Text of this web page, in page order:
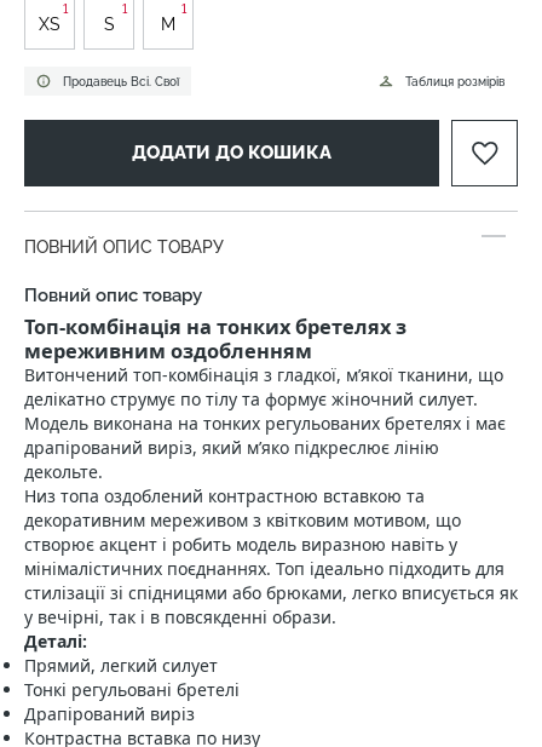
Продавець Всі. Свої Таблиця розмірів
XS
1
S
1
M
1
ДОДАТИ ДО КОШИКА
ПОВНИЙ ОПИС ТОВАРУ
Повний опис товару
Топ-комбінація на тонких бретелях з
мереживним оздобленням
Витончений топ-комбінація з гладкої, м’якої тканини, що
делікатно струмує по тілу та формує жіночний силует.
Модель виконана на тонких регульованих бретелях і має
драпірований виріз, який м’яко підкреслює лінію
декольте.
Низ топа оздоблений контрастною вставкою та
декоративним мереживом з квітковим мотивом, що
створює акцент і робить модель виразною навіть у
мінімалістичних поєднаннях. Топ ідеально підходить для
стилізації зі спідницями або брюками, легко вписується як
у вечірні, так і в повсякденні образи.
Деталі:
Прямий, легкий силует
Тонкі регульовані бретелі
Драпірований виріз
Контрастна вставка по низу